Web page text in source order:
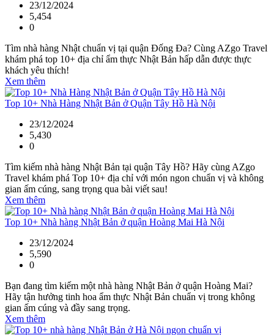
23/12/2024
5,454
0
Tìm nhà hàng Nhật chuẩn vị tại quận Đống Đa? Cùng AZgo Travel
khám phá top 10+ địa chỉ ẩm thực Nhật Bản hấp dẫn được thực
khách yêu thích!
Xem thêm
Top 10+ Nhà Hàng Nhật Bản ở Quận Tây Hồ Hà Nội
23/12/2024
5,430
0
Tìm kiếm nhà hàng Nhật Bản tại quận Tây Hồ? Hãy cùng AZgo
Travel khám phá Top 10+ địa chỉ với món ngon chuẩn vị và không
gian ấm cúng, sang trọng qua bài viết sau!
Xem thêm
Top 10+ Nhà hàng Nhật Bản ở quận Hoàng Mai Hà Nội
23/12/2024
5,590
0
Bạn đang tìm kiếm một nhà hàng Nhật Bản ở quận Hoàng Mai?
Hãy tận hưởng tinh hoa ẩm thực Nhật Bản chuẩn vị trong không
gian ấm cúng và đầy sang trọng.
Xem thêm